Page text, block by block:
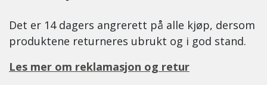
Det er 14 dagers angrerett på alle kjøp, dersom
produktene returneres ubrukt og i god stand.
Les mer om reklamasjon og retur